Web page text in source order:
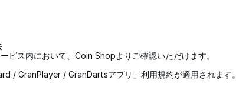
ビス内において、Coin Shopよりご確認いただけます。
/ GranPlayer / GranDartsアプリ」利用規約が適用されます。